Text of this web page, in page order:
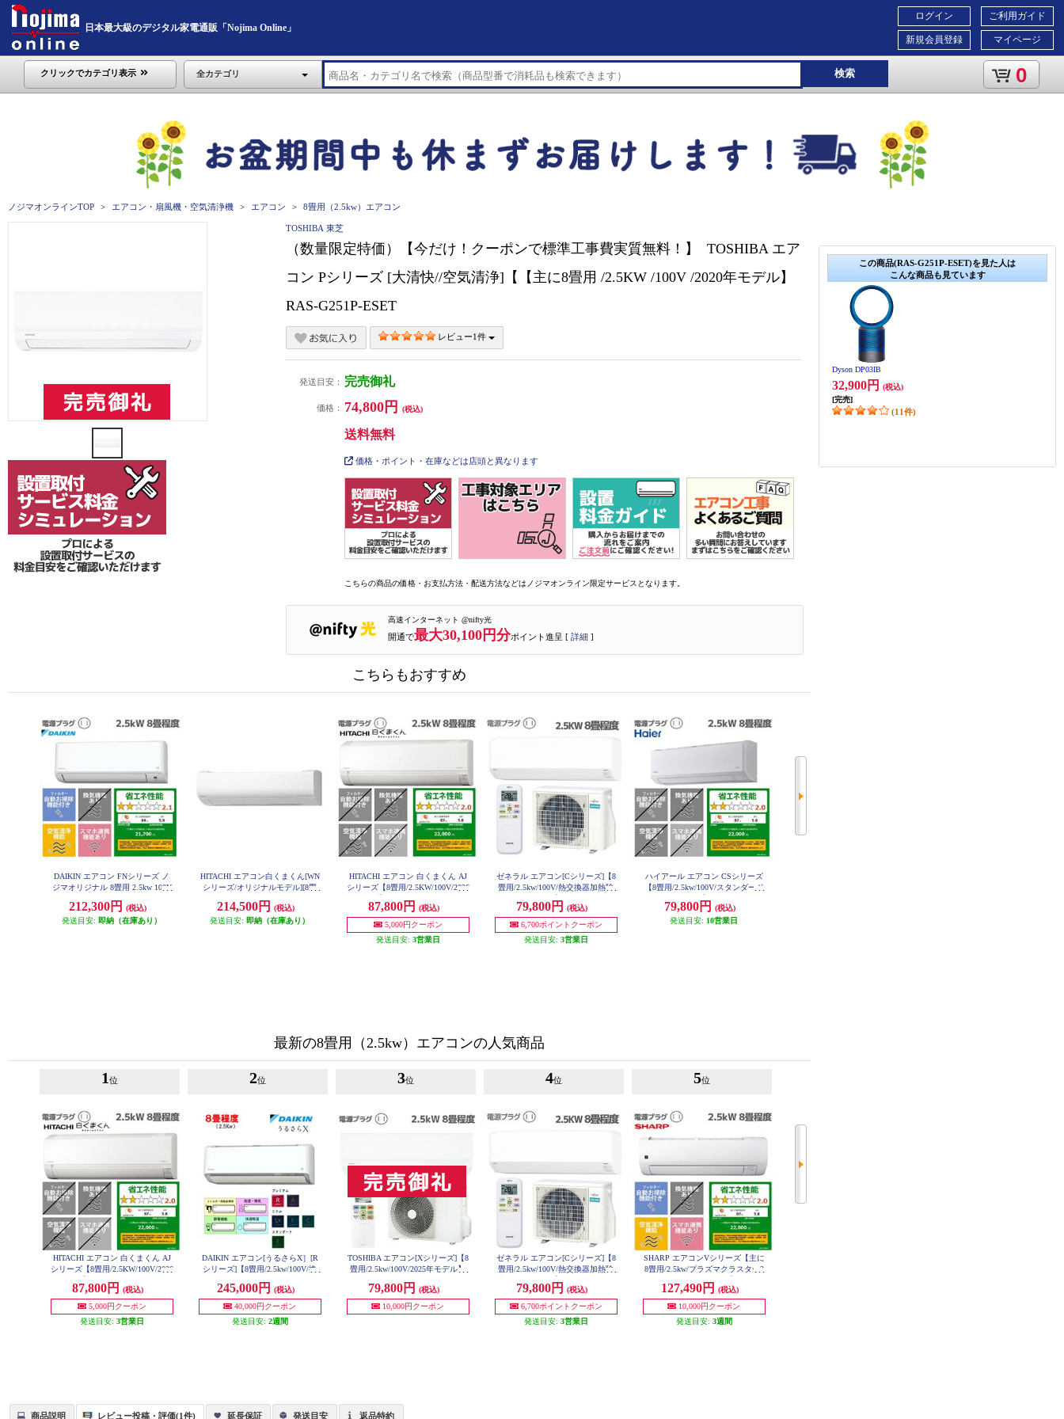
日本最大級のデジタル家電通販「Nojima Online」
ご利用ガイド
マイページ
ログイン
新規会員登録
クリックでカテゴリ表示 全カテゴリ 検索 0
ノジマオンラインTOP エアコン・扇風機・空気清浄機 エアコン 8畳用（2.5kw）エアコン
この商品(RAS-G251P-ESET)を見た人は
こんな商品も見ています
Dyson DP03IB
32,900円
(税込)
[完売]
(11件)
TOSHIBA 東芝
（数量限定特価）【今だけ！クーポンで標準工事費実質無料！】 TOSHIBA エア
コン Pシリーズ [大清快//空気清浄]【【主に8畳用 /2.5KW /100V /2020年モデル】
RAS-G251P-ESET
レビュー1件
発送目安： 完売御礼
価格： 74,800円 (税込)
送料無料
価格・ポイント・在庫などは店頭と異なります
こちらの商品の価格・お支払方法・配送方法などはノジマオンライン限定サービスとなります。
高速インターネット @nifty光
開通で最大30,100円分ポイント進呈 [ 詳細 ]
こちらもおすすめ
DAIKIN エアコン FNシリーズ ノ
ジマオリジナル 8畳用 2.5kw 100V
ル AN256AFNS-W-ESET
212,300円
(税込)
発送目安: 即納（在庫あり）
HITACHI エアコン白くまくん[WN
シリーズ/オリジナルモデル][8畳
ファン自動お掃除] RAS-WN2526S-
W-ESET
214,500円
(税込)
発送目安: 即納（在庫あり）
HITACHI エアコン 白くまくん AJ
シリーズ【8畳用/2.5KW/100V/2026
87,800円
(税込)
5,000円クーポン
発送目安: 3営業日
ゼネラル エアコン[Cシリーズ]【8
畳用/2.5kw/100V/熱交換器加熱除
SET
79,800円
(税込)
6,700ポイントクーポン
発送目安: 3営業日
ハイアール エアコン CSシリーズ
【8畳用/2.5kw/100V/スタンダード
SET
79,800円
(税込)
発送目安: 10営業日
最新の8畳用（2.5kw）エアコンの人気商品
1 位
HITACHI エアコン 白くまくん AJ
シリーズ【8畳用/2.5KW/100V/2026
87,800円
(税込)
5,000円クーポン
発送目安: 3営業日
2位
DAIKIN エアコン[うるさらX］[R
シリーズ]【8畳用/2.5kw/100V/換
025年モデル】 AN255ARS-W-ESE
T
245,000円
(税込)
40,000円クーポン
発送目安: 2週間
3位
TOSHIBA エアコン[Xシリーズ]【8
畳用/2.5kw/100V/2025年モデル】
79,800円
(税込)
10,000円クーポン
4位
ゼネラル エアコン[Cシリーズ]【8
畳用/2.5kw/100V/熱交換器加熱除
SET
79,800円
(税込)
6,700ポイントクーポン
発送目安: 3営業日
5位
SHARP エアコンVシリーズ【主に
8畳用/2.5kw/プラズマクラスター2
V-ESET
127,490円
(税込)
10,000円クーポン
発送目安: 3週間
商品説明 レビュー投稿・評価(1件) 延長保証 発送目安 返品特約